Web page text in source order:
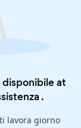
at
.
lavora giorno